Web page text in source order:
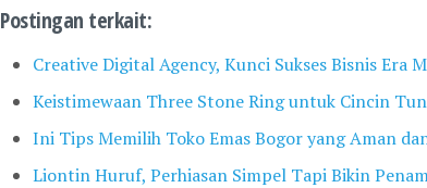
Postingan terkait:
Creative Digital Agency, Kunci Sukses Bisnis Era
Keistimewaan Three Stone Ring untuk Cincin
Ini Tips Memilih Toko Emas Bogor yang Aman
Liontin Huruf, Perhiasan Simpel Tapi Bikin